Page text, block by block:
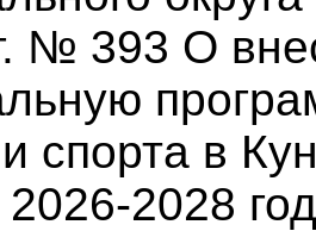
№ 393 О
и спорта в
2026-2028